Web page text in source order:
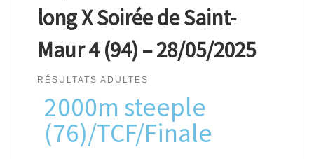
long X Soirée de Saint-
Maur 4 (94) – 28/05/2025
RÉSULTATS ADULTES
2000m steeple
(76)/TCF/Finale